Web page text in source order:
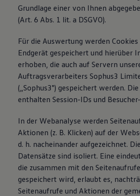
Grundlage einer von Ihnen
(Art. 6 Abs. 1 lit. a DSGVO).
Für die Auswertung werden
Endgerät gespeichert und hierüber
erhoben, die auch auf Servern
Auftragsverarbeiters Sophus3
(„Sophus3") gespeichert werden.
enthalten Session-IDs und
In der Webanalyse werden
Aktionen (z. B. Klicken) auf der
d. h. nacheinander aufgezeichnet.
Datensätze sind isoliert. Eine
die zusammen mit den
gespeichert wird, erlaubt es,
Seitenaufrufe und Aktionen der